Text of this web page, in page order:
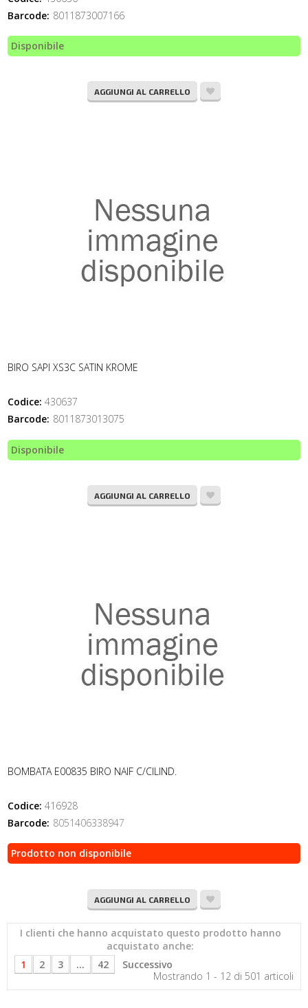
Barcode: 8011873007166
Disponibile
AGGIUNGI AL CARRELLO
BIRO SAPI XS3C SATIN KROME
Codice: 430637
Barcode: 8011873013075
Disponibile
AGGIUNGI AL CARRELLO
BOMBATA E00835 BIRO NAIF C/CILIND.
Codice: 416928
Barcode: 8051406338947
Prodotto non disponibile
AGGIUNGI AL CARRELLO
I clienti che hanno acquistato questo prodotto hanno
acquistato anche:
1
2 3 ... 42
Successivo
Mostrando 1 - 12 di 501 articoli